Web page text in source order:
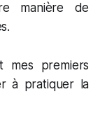
manière de
mes premiers
à pratiquer la